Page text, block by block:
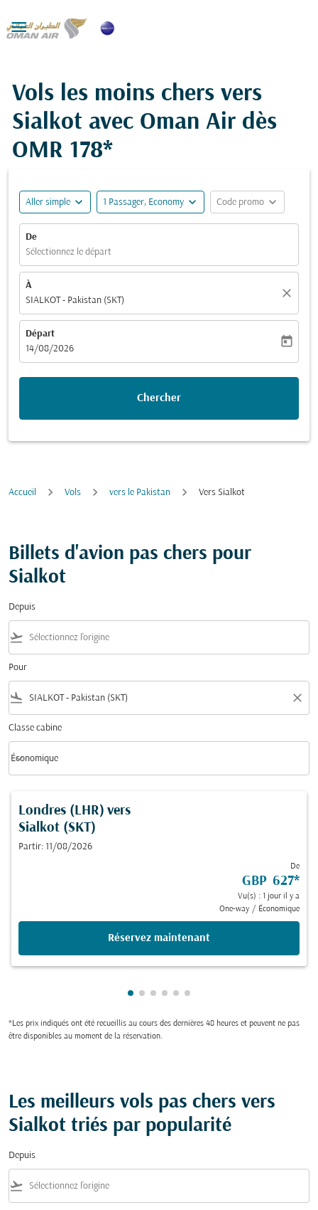

Vols les moins chers vers
Sialkot avec Oman Air dès
OMR 178*
Aller simple expand_more 1 Passager, Economy expand_more Code promo expand_more
De
Sélectionnez le départ
À
SIALKOT - Pakistan (SKT)
close
Départ
fc-booking-departure-date-aria-label
14/08/2026
today
Chercher
Accueil Vols vers le Pakistan Vers Sialkot
Billets d'avion pas chers pour
Sialkot
Depuis
flight_takeoff
Pour
flight_land close
Classe cabine
Classe cabine option Économique Selected
Économique
keyboard_arrow_down
Londres (LHR) vers
Sialkot (SKT)
Partir: 11/08/2026
De
GBP 627*
Vu(s) : 1 jour il y a
One-way / Économique
Réservez maintenant
Showing cmp-pagination-
Showing cmp-pagination-
Showing cmp-pagination-
Showing cmp-pagination-
Showing cmp-
Showing cmp-
*Les prix indiqués ont été recueillis au cours des dernières 48 heures et peuvent ne pas
être disponibles au moment de la réservation.
Les meilleurs vols pas chers vers
Sialkot triés par popularité
Depuis
flight_takeoff